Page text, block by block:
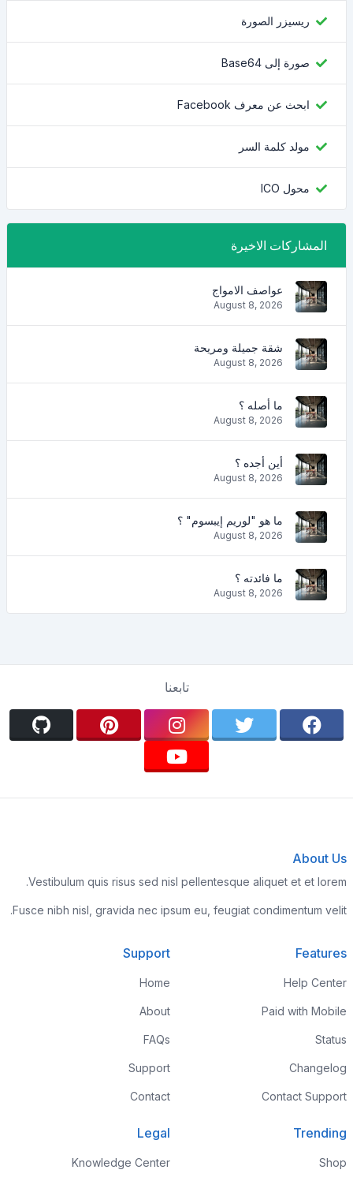
ريسيزر الصورة
صورة إلى Base64
ابحث عن معرف Facebook
مولد كلمة السر
محول ICO
المشاركات الاخيرة
عواصف الامواج
August 8, 2026
شقة جميلة ومريحة
August 8, 2026
ما أصله ؟
August 8, 2026
أين أجده ؟
August 8, 2026
ما هو "لوريم إيبسوم" ؟
August 8, 2026
ما فائدته ؟
August 8, 2026
تابعنا
About Us
Vestibulum quis risus sed nisl pellentesque aliquet et et lorem.
Fusce nibh nisl, gravida nec ipsum eu, feugiat condimentum velit.
Features
Help Center
Paid with Mobile
Status
Changelog
Contact Support
Support
Home
About
FAQs
Support
Contact
Trending
Shop
Legal
Knowledge Center